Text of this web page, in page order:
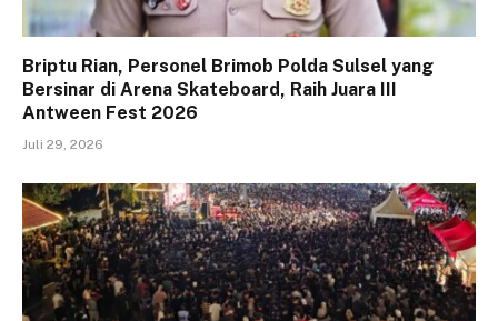
Briptu Rian, Personel Brimob Polda Sulsel yang
Bersinar di Arena Skateboard, Raih Juara III
Antween Fest 2026
Juli 29, 2026